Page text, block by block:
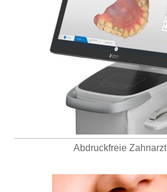
Abdruckfreie